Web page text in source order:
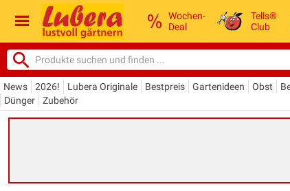
Wochen-
Deal
Tells®
Club
News 2026! Lubera Originale Bestpreis Gartenideen Obst
Dünger
Zubehör